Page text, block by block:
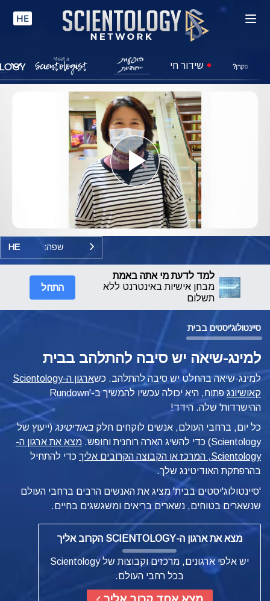
HE
סקרן? שידור חי
Play
Video
שפה: HE
למד לדעת מי אתה באמת
מבחן אישיות באינטרנט ללא
תשלום
התחל
סיינטולוג'יסטים בבית
למינג-שיאה יש סיבה להתלהב בבית
למינג-שיאה בהחלט יש סיבה להתלהב. כש
ארגון ה-Scientology
קאושיונג
פתוח, היא יכולה עכשיו להמשיך ב-'Rundown
ההישרדות' שלה. הידד!
כל יום, ברחבי העולם, אנשים לוקחים חלק באודיטינג (ייעוץ של
Scientology) כדי להשיג הארה רוחנית וחופש.
מצא את ארגון ה-
Scientology, המרכז או הקבוצה הקרובים אליך
כדי להתחיל
בהרפתקת האודיטינג שלך.
'סיינטולוג'יסטים בבית' מציג את האנשים הרבים ברחבי העולם
שנשארים בטוחים, נשארים בריאים ומשגשגים בחיים.
מצא את ארגון ה-SCIENTOLOGY הקרוב אליך
יש אלפי ארגונים, מרכזים וקבוצות של Scientology
בכל רחבי העולם.